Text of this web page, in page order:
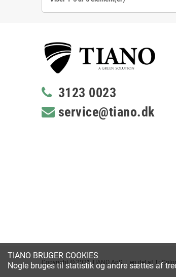
3123 0023
service@tiano.dk
Copyright © 2021 TIANO ApS | en del af
TIANO BRUGER COOKIES
Nogle bruges til statistik og andre sættes af